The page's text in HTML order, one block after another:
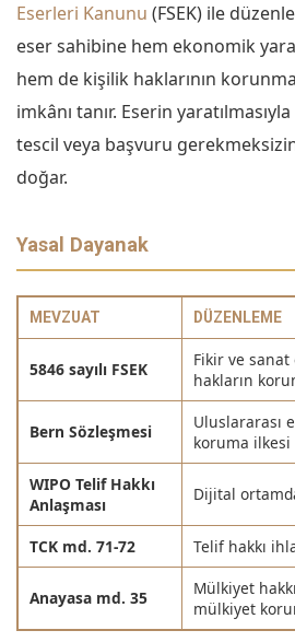
Eserleri Kanunu (FSEK) ile
eser sahibine hem ekonomik
hem de kişilik haklarının
imkânı tanır. Eserin
tescil veya başvuru
doğar.
Yasal Dayanak
MEVZUAT DÜZENLEME
5846 sayılı FSEK
Fikir ve
hakların
Bern Sözleşmesi
Uluslararası
koruma ilkesi
WIPO Telif Hakkı
Anlaşması
Dijital
TCK md. 71-72 Telif hakkı
Anayasa md. 35
Mülkiyet
mülkiyet